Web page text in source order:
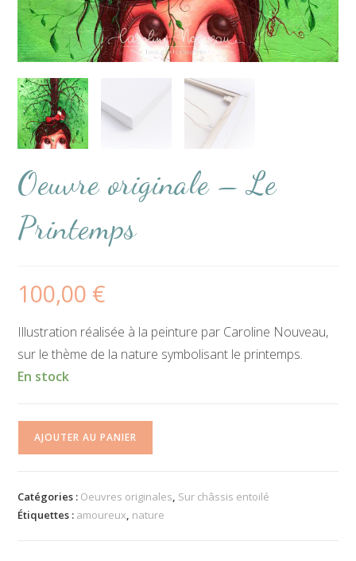
Oeuvre originale – Le
Printemps
100,00 €
Illustration réalisée à la peinture par Caroline Nouveau,
sur le thème de la nature symbolisant le printemps.
En stock
-
AJOUTER AU PANIER
Catégories : Oeuvres originales Sur châssis entoilé
Étiquettes : amoureux nature